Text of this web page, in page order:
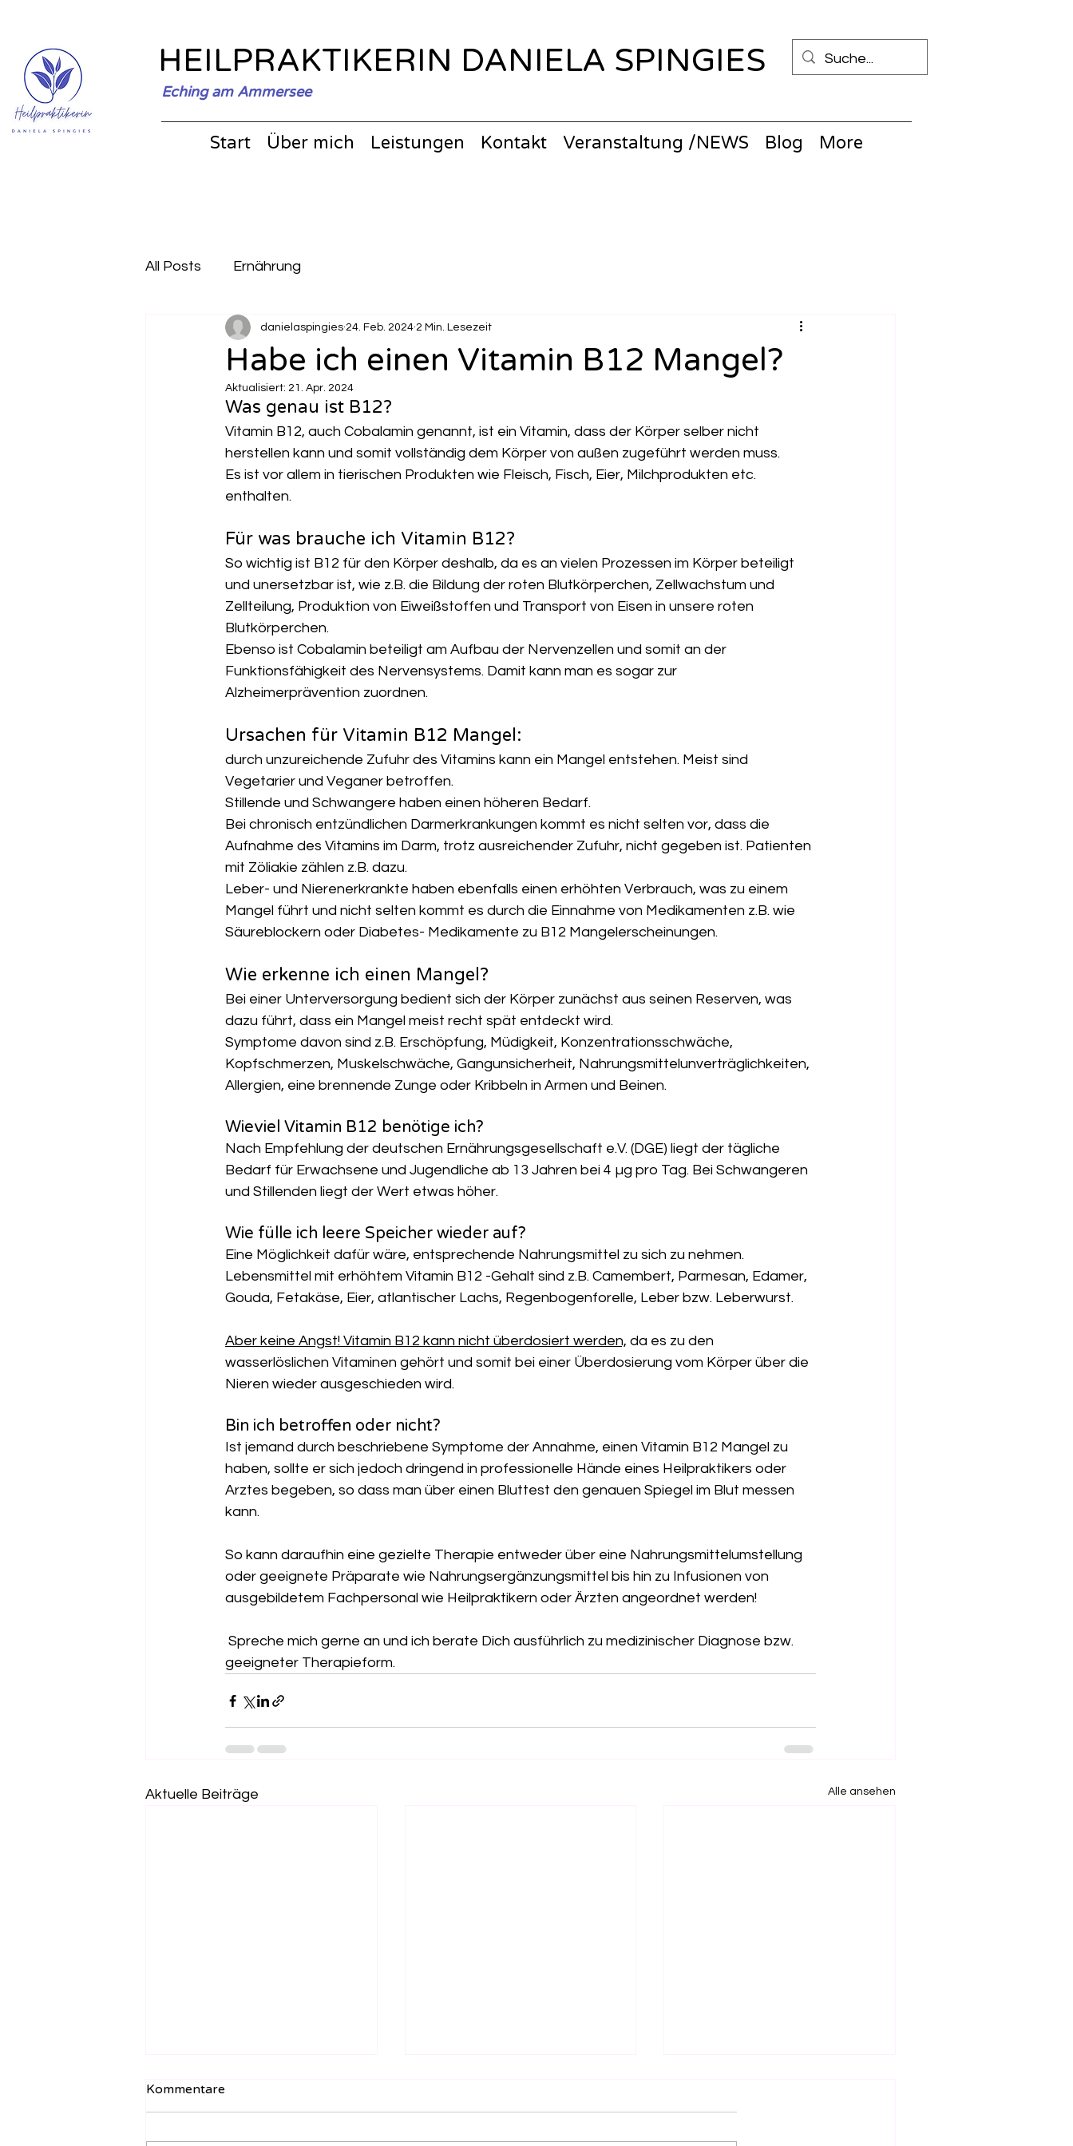
HEILPRAKTIKERIN DANIELA SPINGIES
Eching am Ammersee
Start Über mich Leistungen Kontakt Veranstaltung /NEWS Blog More
All Posts Ernährung
Habe ich einen Vitamin B12 Mangel?
danielaspingies 24. Feb. 2024 2 Min. Lesezeit
Aktualisiert: 21. Apr. 2024
Was genau ist B12?
Vitamin B12, auch Cobalamin genannt, ist ein Vitamin, dass der Körper selber nicht
herstellen kann und somit vollständig dem Körper von außen zugeführt werden muss.
Es ist vor allem in tierischen Produkten wie Fleisch, Fisch, Eier, Milchprodukten etc.
enthalten.
Für was brauche ich Vitamin B12?
So wichtig ist B12 für den Körper deshalb, da es an vielen Prozessen im Körper beteiligt
und unersetzbar ist, wie z.B. die Bildung der roten Blutkörperchen, Zellwachstum und
Zellteilung, Produktion von Eiweißstoffen und Transport von Eisen in unsere roten
Blutkörperchen.
Ebenso ist Cobalamin beteiligt am Aufbau der Nervenzellen und somit an der
Funktionsfähigkeit des Nervensystems. Damit kann man es sogar zur
Alzheimerprävention zuordnen.
Ursachen für Vitamin B12 Mangel:
durch unzureichende Zufuhr des Vitamins kann ein Mangel entstehen. Meist sind
Vegetarier und Veganer betroffen.
Stillende und Schwangere haben einen höheren Bedarf.
Bei chronisch entzündlichen Darmerkrankungen kommt es nicht selten vor, dass die
Aufnahme des Vitamins im Darm, trotz ausreichender Zufuhr, nicht gegeben ist. Patienten
mit Zöliakie zählen z.B. dazu.
Leber- und Nierenerkrankte haben ebenfalls einen erhöhten Verbrauch, was zu einem
Mangel führt und nicht selten kommt es durch die Einnahme von Medikamenten z.B. wie
Säureblockern oder Diabetes- Medikamente zu B12 Mangelerscheinungen.
Wie erkenne ich einen Mangel?
Bei einer Unterversorgung bedient sich der Körper zunächst aus seinen Reserven, was
dazu führt, dass ein Mangel meist recht spät entdeckt wird.
Symptome davon sind z.B. Erschöpfung, Müdigkeit, Konzentrationsschwäche,
Kopfschmerzen, Muskelschwäche, Gangunsicherheit, Nahrungsmittelunverträglichkeiten,
Allergien, eine brennende Zunge oder Kribbeln in Armen und Beinen.
Wieviel Vitamin B12 benötige ich?
Nach Empfehlung der deutschen Ernährungsgesellschaft e.V. (DGE) liegt der tägliche
Bedarf für Erwachsene und Jugendliche ab 13 Jahren bei 4 µg pro Tag. Bei Schwangeren
und Stillenden liegt der Wert etwas höher.
Wie fülle ich leere Speicher wieder auf?
Eine Möglichkeit dafür wäre, entsprechende Nahrungsmittel zu sich zu nehmen.
Lebensmittel mit erhöhtem Vitamin B12 -Gehalt sind z.B. Camembert, Parmesan, Edamer,
Gouda, Fetakäse, Eier, atlantischer Lachs, Regenbogenforelle, Leber bzw. Leberwurst.
Aber keine Angst! Vitamin B12 kann nicht überdosiert werden, da es zu den
wasserlöslichen Vitaminen gehört und somit bei einer Überdosierung vom Körper über die
Nieren wieder ausgeschieden wird.
Bin ich betroffen oder nicht?
Ist jemand durch beschriebene Symptome der Annahme, einen Vitamin B12 Mangel zu
haben, sollte er sich jedoch dringend in professionelle Hände eines Heilpraktikers oder
Arztes begeben, so dass man über einen Bluttest den genauen Spiegel im Blut messen
kann.
So kann daraufhin eine gezielte Therapie entweder über eine Nahrungsmittelumstellung
oder geeignete Präparate wie Nahrungsergänzungsmittel bis hin zu Infusionen von
ausgebildetem Fachpersonal wie Heilpraktikern oder Ärzten angeordnet werden!
geeigneter Therapieform.
Aktuelle Beiträge Alle ansehen
Kommentare